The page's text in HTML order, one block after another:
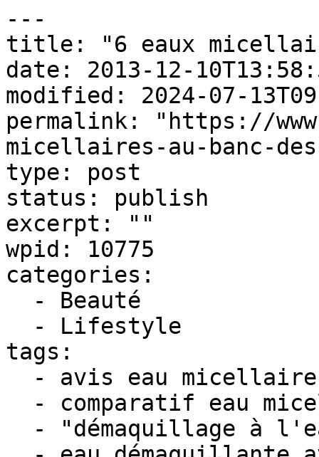
---
title: "6 eaux
date: 2013-12-
modified: 2024-07-
permalink: "https://
micellaires-au-banc-
type: post
status: publish
excerpt: ""
wpid: 10775
categories:
tags: